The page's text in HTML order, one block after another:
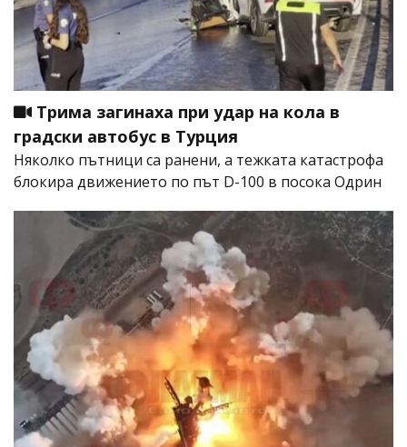
Трима загинаха при удар на кола в
градски автобус в Турция
Няколко пътници са ранени, а тежката катастрофа
блокира движението по път D-100 в посока Одрин